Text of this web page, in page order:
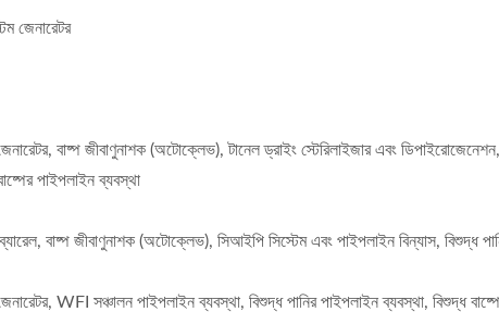
জেনারেটর
বাষ্প জীবাণুনাশক (অটোক্লেভ), টানেল ড্রাইং স্টেরিলাইজার এবং
পাইপলাইন ব্যবস্থা
বাষ্প জীবাণুনাশক (অটোক্লেভ), সিআইপি সিস্টেম এবং পাইপলাইন বিন্যাস, বিশুদ্ধ
WFI সঞ্চালন পাইপলাইন ব্যবস্থা, বিশুদ্ধ পানির পাইপলাইন ব্যবস্থা, বিশুদ্ধ